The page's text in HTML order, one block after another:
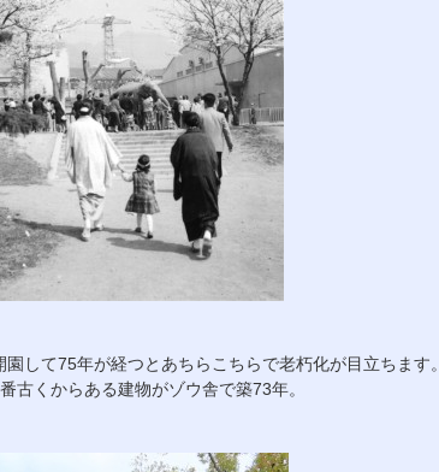
園して75年が経つとあちらこちらで老朽化が目立ちます。
古くからある建物がゾウ舎で築73年。